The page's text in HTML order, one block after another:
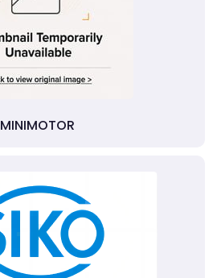
MINIMOTOR